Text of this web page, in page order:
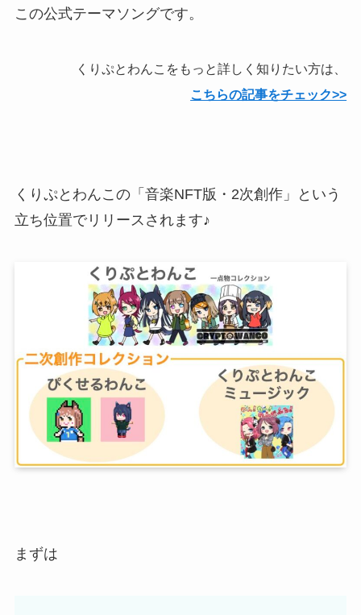
この公式テーマソングです。
くりぷとわんこをもっと詳しく知りたい方は、
こちらの記事をチェック>>
くりぷとわんこの「音楽NFT版・2次創作」という
立ち位置でリリースされます♪
まずは